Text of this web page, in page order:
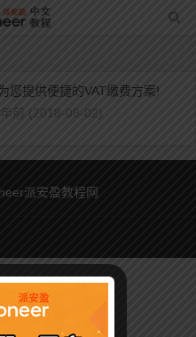
您提供便捷的VAT缴费方案!
前 (2018-08-02)
派安盈教程网